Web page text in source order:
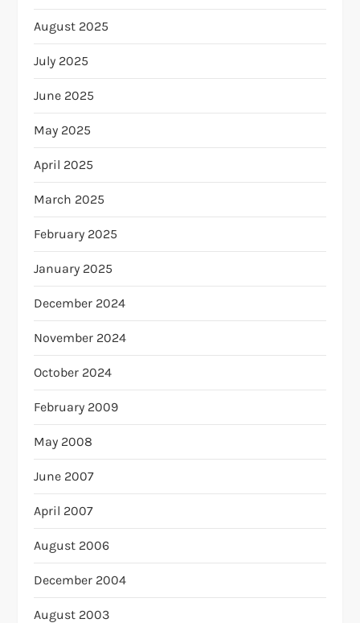
August 2025
July 2025
June 2025
May 2025
April 2025
March 2025
February 2025
January 2025
December 2024
November 2024
October 2024
February 2009
May 2008
June 2007
April 2007
August 2006
December 2004
August 2003